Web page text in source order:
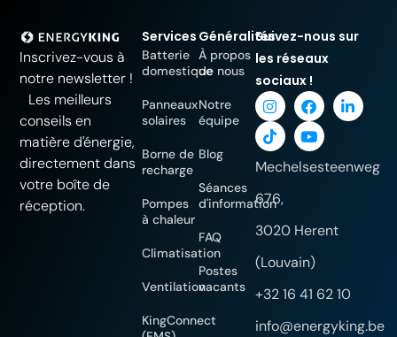
Inscrivez-vous à
notre newsletter !
Les meilleurs
conseils en
matière d'énergie,
directement dans
votre boîte de
réception.
Services
Batterie
domestique
Panneaux
solaires
Borne de
recharge
Pompes
à chaleur
Climatisation
Ventilation
KingConnect
Généralités
À propos
de nous
Notre
équipe
Blog
Séances
d'information
FAQ
Postes
vacants
Suivez-nous sur
les réseaux
sociaux !
Mechelsesteenweg
676,
3020 Herent
(Louvain)
+32 16 41 62 10
info@energyking.be